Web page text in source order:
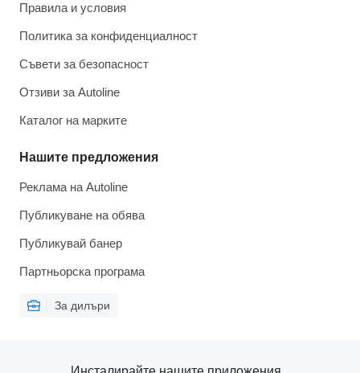
Правила и условия
Политика за конфиденциалност
Съвети за безопасност
Отзиви за Autoline
Каталог на марките
Нашите предложения
Реклама на Autoline
Публикуване на обява
Публикувай банер
Партньорска програма
За дилъри